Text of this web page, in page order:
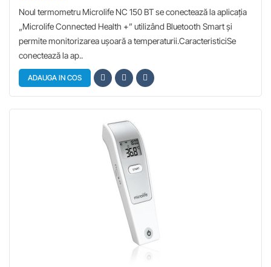
Noul termometru Microlife NC 150 BT se conectează la aplicația
„Microlife Connected Health +” utilizând Bluetooth Smart și
permite monitorizarea ușoară a temperaturii.CaracteristiciSe
conectează la ap..
ADAUGA IN COS